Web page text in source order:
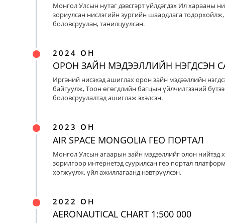
Монгол Улсын нутаг дэвсгэрт үйлдэгдэх Ил харааны
зориулсан нислэгийн зургийн шаардлага тодорхойлж,
боловсруулан, танилцуулсан.
2024 ОН
ОРОН ЗАЙН МЭДЭЭЛЛИЙН НЭГДСЭН
Иргэний нисэхэд ашиглах орон зайн мэдээллийн
байгуулж, Тоон өгөгдлийн багцын үйлчилгээний
боловсруулалтад ашиглаж эхэлсэн.
2023 ОН
AIR SPACE MONGOLIA ГЕО ПОРТАЛ
Монгол Улсын агаарын зайн мэдээллийг олон нийтэд
зорилгоор интернетэд суурилсан гео портал
хөгжүүлж, үйл ажиллагаанд нэвтрүүлсэн.
2022 ОН
AERONAUTICAL CHART 1:500 000